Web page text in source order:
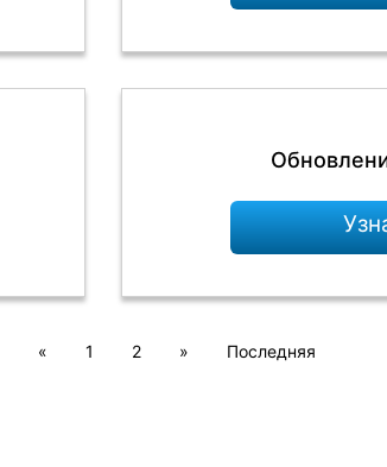
« 1 2 » Последняя